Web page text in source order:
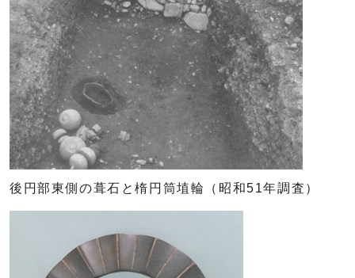
後円部東側の葺石と楕円筒埴輪（昭和51年調査）